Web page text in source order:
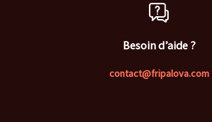
Besoin d’aide ?
contact@fripalova.com